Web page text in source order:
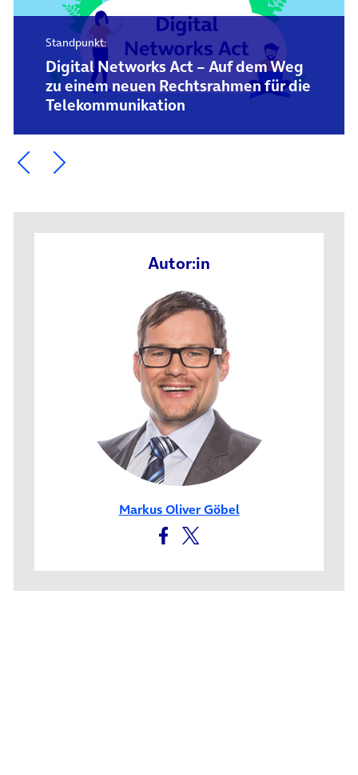
Standpunkt:
Digital Networks Act – Auf dem Weg
zu einem neuen Rechtsrahmen für die
Telekommunikation
Ein Element zurück blättern
Ein Element weiter blättern
Autor:in
Markus Oliver Göbel